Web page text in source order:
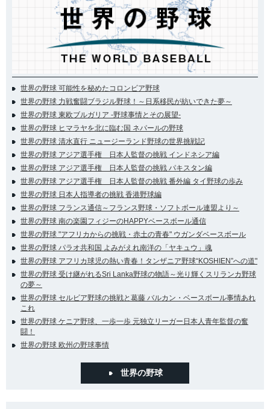
世界の野球 可能性を秘めたコロンビア野球
世界の野球 力戦奮闘ブラジル野球！～日系移民が紡いできた夢～
世界の野球 東欧ブルガリア -野球事情とその展望-
世界の野球 ヒマラヤを北に臨む国 ネパールの野球
世界の野球 清水直行 ニュージーランド野球の世界挑戦記
世界の野球 アジア選手権 日本人監督の挑戦 インドネシア編
世界の野球 アジア選手権 日本人監督の挑戦 パキスタン編
世界の野球 アジア選手権 日本人監督の挑戦 番外編 タイ野球の歩み
世界の野球 日本人指導者の挑戦 香港野球編
世界の野球 フランス通信～フランス野球・ソフトボール連盟より～
世界の野球 南の楽園フィジーのHAPPYベースボール通信
世界の野球 "アフリカからの挑戦・赤土の青春" ウガンダベースボール
世界の野球 パラオ共和国 よみがえれ南洋の「ヤキュウ」魂
世界の野球 アフリカ球児の熱い青春！タンザニア野球“KOSHIEN”への道"
世界の野球 受け継がれるSri Lanka野球の物語～光り輝くスリランカ野球
の夢～
世界の野球 セルビア野球の挑戦と葛藤 バルカン・ベースボール事情あれ
これ
世界の野球 ケニア野球、一歩一歩 元独立リーガー日本人青年監督の奮
闘！
世界の野球 欧州の野球事情
世界の野球